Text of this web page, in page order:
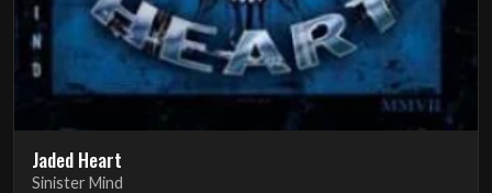
Jaded Heart
Sinister Mind